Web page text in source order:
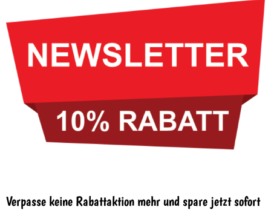
Verpasse keine Rabattaktion mehr und spare jetzt sofort